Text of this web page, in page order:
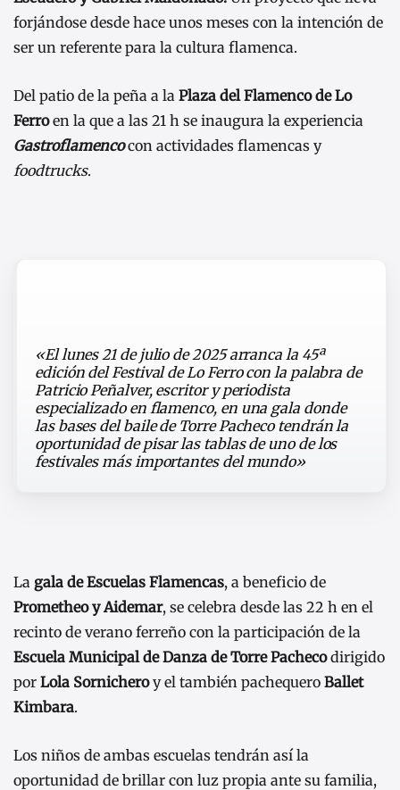
forjándose desde hace unos meses con la intención de
ser un referente para la cultura flamenca.
Del patio de la peña a la Plaza del Flamenco de Lo
Ferroen la que a las 21 h se inaugura la experiencia
Gastroflamencocon actividades flamencas y
foodtrucks.
«El lunes 21 de julio de 2025 arranca la 45ª
edición del Festival de Lo Ferro con la palabra de
Patricio Peñalver, escritor y periodista
especializado en flamenco, en una gala donde
las bases del baile de Torre Pacheco tendrán la
oportunidad de pisar las tablas de uno de los
festivales más importantes del mundo»
La gala de Escuelas Flamencas, a beneficio de
Prometheo y Aidemar, se celebra desde las 22 h en el
recinto de verano ferreño con la participación de la
Escuela Municipal de Danza de Torre Pachecodirigido
por Lola Sornicheroy el también pachequero Ballet
Kimbara.
Los niños de ambas escuelas tendrán así la
oportunidad de brillar con luz propia ante su familia,